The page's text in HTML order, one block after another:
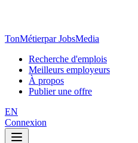
TonMétierpar JobsMedia
Recherche d'emplois
Meilleurs employeurs
À propos
Publier une offre
EN
Connexion